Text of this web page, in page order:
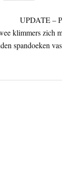
UPDATE –
klimmers zich
spandoeken